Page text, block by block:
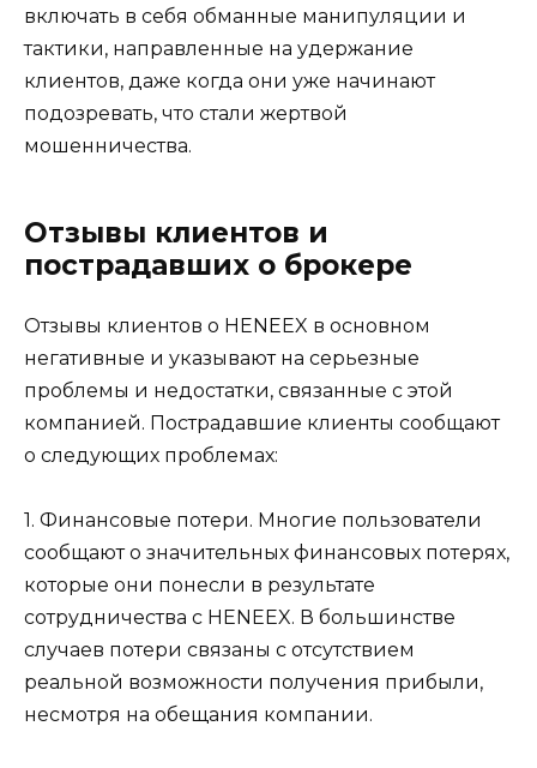
включать в себя обманные манипуляции и
тактики, направленные на удержание
клиентов, даже когда они уже начинают
подозревать, что стали жертвой
мошенничества.
Отзывы клиентов и
пострадавших о брокере
Отзывы клиентов о HENEEX в основном
негативные и указывают на серьезные
проблемы и недостатки, связанные с этой
компанией. Пострадавшие клиенты сообщают
о следующих проблемах:
1. Финансовые потери. Многие пользователи
сообщают о значительных финансовых потерях,
которые они понесли в результате
сотрудничества с HENEEX. В большинстве
случаев потери связаны с отсутствием
реальной возможности получения прибыли,
несмотря на обещания компании.